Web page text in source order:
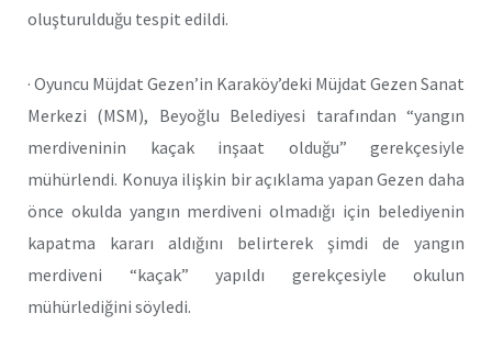
oluşturulduğu tespit edildi.
· Oyuncu Müjdat Gezen’in Karaköy’deki Müjdat Gezen Sanat
Merkezi (MSM), Beyoğlu Belediyesi tarafından “yangın
merdiveninin kaçak inşaat olduğu” gerekçesiyle
mühürlendi. Konuya ilişkin bir açıklama yapan Gezen daha
önce okulda yangın merdiveni olmadığı için belediyenin
kapatma kararı aldığını belirterek şimdi de yangın
merdiveni “kaçak” yapıldı gerekçesiyle okulun
mühürlediğini söyledi.